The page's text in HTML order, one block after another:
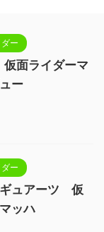
ー
仮面ライダーマ
ー
ー
ギュアーツ 仮
ッハ